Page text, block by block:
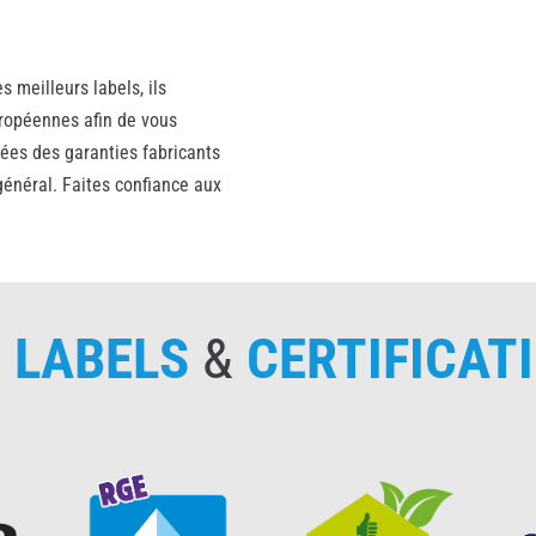
meilleurs labels, ils
afin de vous
des garanties fabricants
Faites confiance aux
LABELS &